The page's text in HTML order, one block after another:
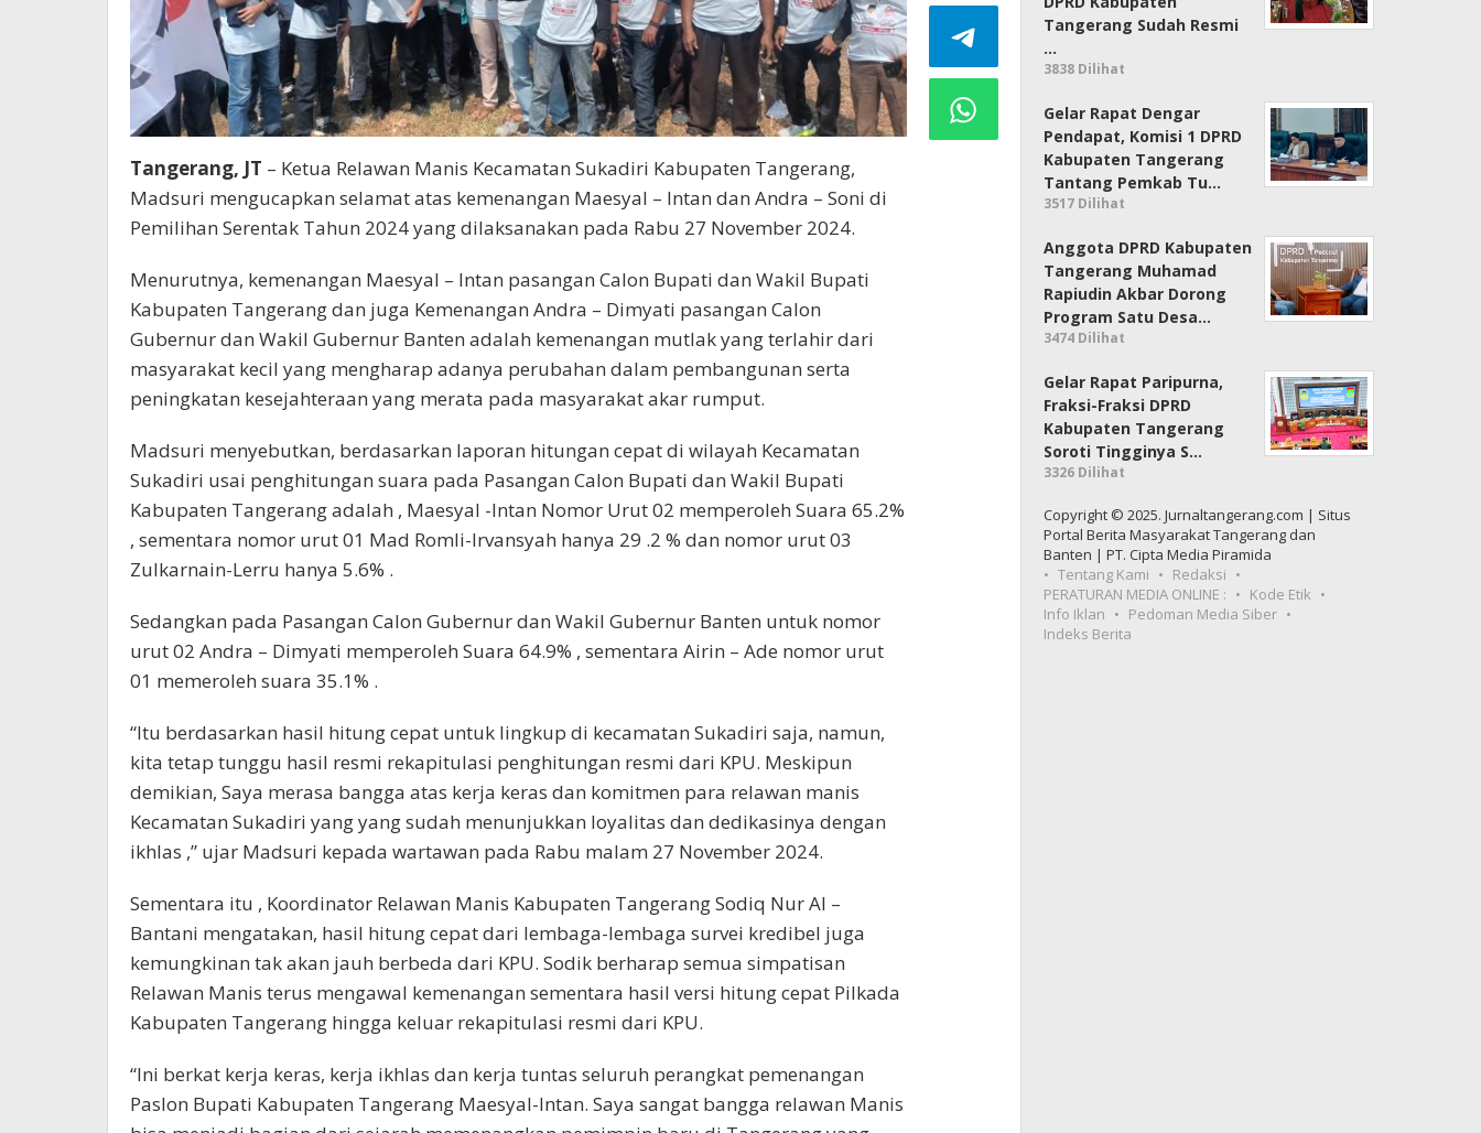
Tangerang, JT – Ketua Relawan Manis Kecamatan Sukadiri Kabupaten Tangerang,
Madsuri mengucapkan selamat atas kemenangan Maesyal – Intan dan Andra – Soni di
Pemilihan Serentak Tahun 2024 yang dilaksanakan pada Rabu 27 November 2024.
Menurutnya, kemenangan Maesyal – Intan pasangan Calon Bupati dan Wakil Bupati
Kabupaten Tangerang dan juga Kemenangan Andra – Dimyati pasangan Calon
Gubernur dan Wakil Gubernur Banten adalah kemenangan mutlak yang terlahir dari
masyarakat kecil yang mengharap adanya perubahan dalam pembangunan serta
peningkatan kesejahteraan yang merata pada masyarakat akar rumput.
Madsuri menyebutkan, berdasarkan laporan hitungan cepat di wilayah Kecamatan
Sukadiri usai penghitungan suara pada Pasangan Calon Bupati dan Wakil Bupati
Kabupaten Tangerang adalah , Maesyal -Intan Nomor Urut 02 memperoleh Suara 65.2%
, sementara nomor urut 01 Mad Romli-Irvansyah hanya 29 .2 % dan nomor urut 03
Zulkarnain-Lerru hanya 5.6% .
Sedangkan pada Pasangan Calon Gubernur dan Wakil Gubernur Banten untuk nomor
urut 02 Andra – Dimyati memperoleh Suara 64.9% , sementara Airin – Ade nomor urut
01 memeroleh suara 35.1% .
“Itu berdasarkan hasil hitung cepat untuk lingkup di kecamatan Sukadiri saja, namun,
kita tetap tunggu hasil resmi rekapitulasi penghitungan resmi dari KPU. Meskipun
demikian, Saya merasa bangga atas kerja keras dan komitmen para relawan manis
Kecamatan Sukadiri yang yang sudah menunjukkan loyalitas dan dedikasinya dengan
ikhlas ,” ujar Madsuri kepada wartawan pada Rabu malam 27 November 2024.
Sementara itu , Koordinator Relawan Manis Kabupaten Tangerang Sodiq Nur Al –
Bantani mengatakan, hasil hitung cepat dari lembaga-lembaga survei kredibel juga
kemungkinan tak akan jauh berbeda dari KPU. Sodik berharap semua simpatisan
Relawan Manis terus mengawal kemenangan sementara hasil versi hitung cepat Pilkada
Kabupaten Tangerang hingga keluar rekapitulasi resmi dari KPU.
“Ini berkat kerja keras, kerja ikhlas dan kerja tuntas seluruh perangkat pemenangan
Paslon Bupati Kabupaten Tangerang Maesyal-Intan. Saya sangat bangga relawan Manis
Tangerang Sudah Resmi
…
3838 Dilihat
Gelar Rapat Dengar
Pendapat, Komisi 1 DPRD
Kabupaten Tangerang
Tantang Pemkab Tu…
3517 Dilihat
Anggota DPRD Kabupaten
Tangerang Muhamad
Rapiudin Akbar Dorong
Program Satu Desa…
3474 Dilihat
Gelar Rapat Paripurna,
Fraksi-Fraksi DPRD
Kabupaten Tangerang
Soroti Tingginya S…
3326 Dilihat
Copyright © 2025. Jurnaltangerang.com | Situs
Portal Berita Masyarakat Tangerang dan
Banten | PT. Cipta Media Piramida
Tentang Kami
Redaksi
PERATURAN MEDIA ONLINE :
Kode Etik
Info Iklan
Pedoman Media Siber
Indeks Berita